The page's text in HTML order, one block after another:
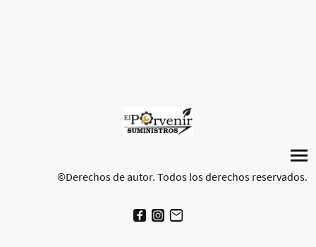
©Derechos de autor. Todos los derechos reservados.